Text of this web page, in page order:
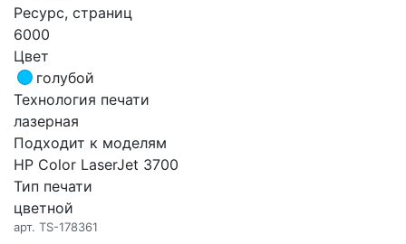
Ресурс, страниц
6000
Цвет
голубой
Технология печати
лазерная
Подходит к моделям
HP Color LaserJet 3700
Тип печати
цветной
арт. TS-178361